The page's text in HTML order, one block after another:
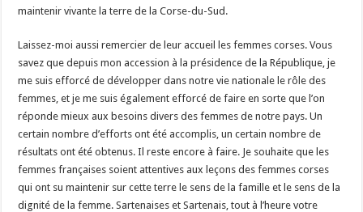
maintenir vivante la terre de la Corse-du-Sud.
Laissez-moi aussi remercier de leur accueil les femmes corses. Vous
savez que depuis mon accession à la présidence de la République, je
me suis efforcé de développer dans notre vie nationale le rôle des
femmes, et je me suis également efforcé de faire en sorte que l’on
réponde mieux aux besoins divers des femmes de notre pays. Un
certain nombre d’efforts ont été accomplis, un certain nombre de
résultats ont été obtenus. Il reste encore à faire. Je souhaite que les
femmes françaises soient attentives aux leçons des femmes corses
qui ont su maintenir sur cette terre le sens de la famille et le sens de la
dignité de la femme. Sartenaises et Sartenais, tout à l’heure votre